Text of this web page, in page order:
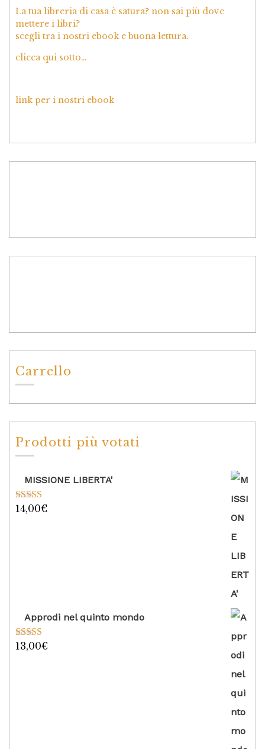
La tua libreria di casa è satura? non sai più dove
mettere i libri?
scegli tra i nostri ebook e buona lettura.
clicca qui sotto…
link per i nostri ebook
Carrello
Prodotti più votati
MISSIONE LIBERTA'
Valutato
14,00€
Approdi nel quinto mondo
Valutato
13,00€